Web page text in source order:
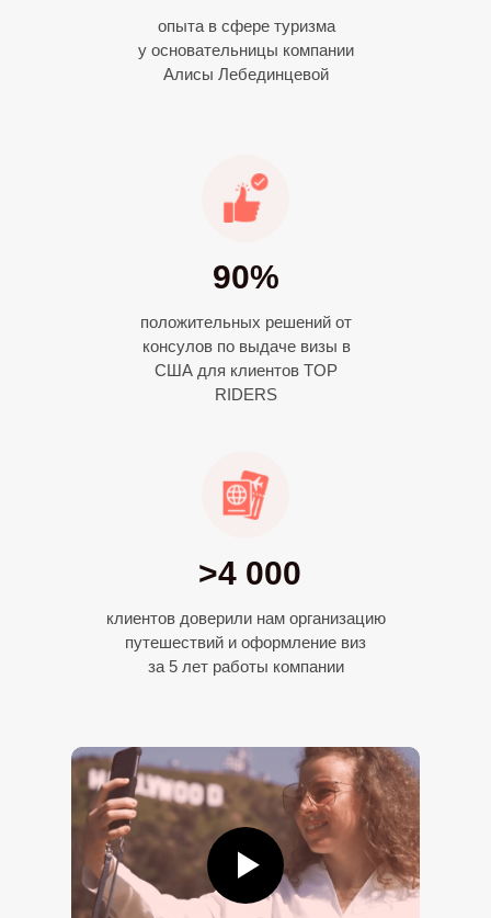
опыта в сфере туризма
у основательницы компании
Алисы Лебединцевой
90%
положительных решений от
консулов по выдаче визы в
США для клиентов TOP
RIDERS
>4 000
клиентов доверили нам организацию
путешествий и оформление виз
за 5 лет работы компании